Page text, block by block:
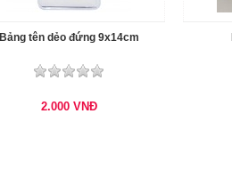
Bảng tên dẻo đứng 9x14cm
2.000 VNĐ